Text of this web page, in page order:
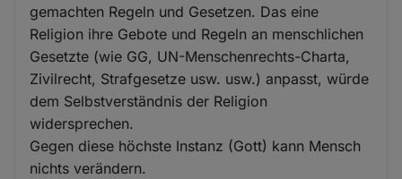
gemachten Regeln und Gesetzen. Das eine
Religion ihre Gebote und Regeln an menschlichen
Gesetzte (wie GG, UN-Menschenrechts-Charta,
Zivilrecht, Strafgesetze usw. usw.) anpasst, würde
dem Selbstverständnis der Religion
widersprechen.
Gegen diese höchste Instanz (Gott) kann Mensch
nichts verändern.